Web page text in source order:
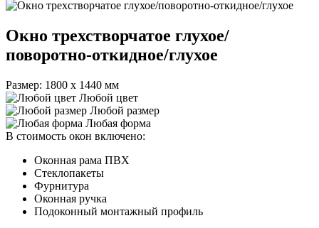
Окно трехстворчатое глухое/
поворотно-откидное/глухое
Размер: 1800 х 1440 мм
Любой цвет
Любой размер
Любая форма
В стоимость окон включено:
Оконная рама ПВХ
Стеклопакеты
Фурнитура
Оконная ручка
Подоконный монтажный профиль